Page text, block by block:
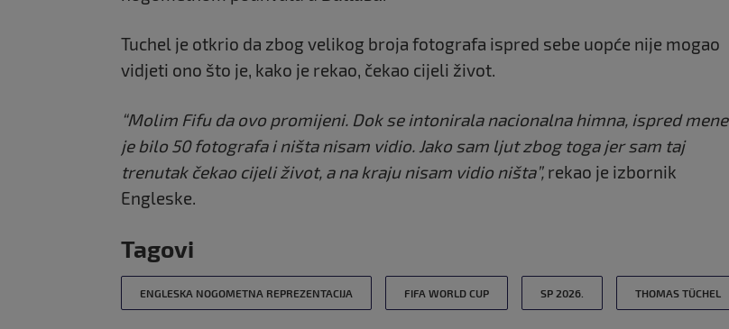
Tuchel je otkrio da zbog velikog broja fotografa ispred sebe uopće nije mogao
vidjeti ono što je, kako je rekao, čekao cijeli život.
“Molim Fifu da ovo promijeni. Dok se intonirala nacionalna himna, ispred mene
je bilo 50 fotografa i ništa nisam vidio. Jako sam ljut zbog toga jer sam taj
trenutak čekao cijeli život, a na kraju nisam vidio ništa”, rekao je izbornik
Engleske.
Tagovi
ENGLESKA NOGOMETNA REPREZENTACIJA FIFA WORLD CUP SP 2026. THOMAS TÜCHEL